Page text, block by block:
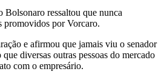
Bolsonaro ressaltou que nunca
promovidos por Vorcaro.
e afirmou que jamais viu o senador
diversas outras pessoas do mercado
com o empresário.